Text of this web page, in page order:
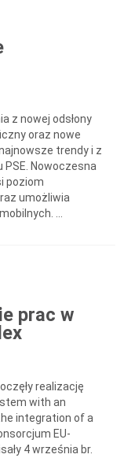
z nowej odsłony
oraz nowe
trendy i z
Nowoczesna
poziom
umożliwia
...
prac w
realizację
with an
integration of a
EU-
4 września br.